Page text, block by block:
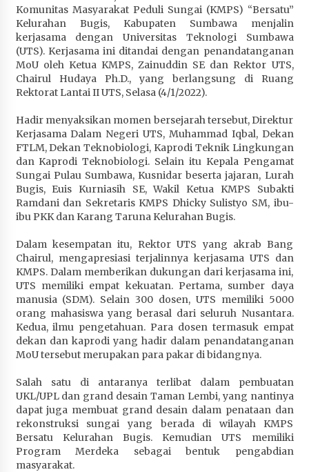
Penurunan Stunting di Sumbawa
1 bulan ago
Wabup Ansori Apresiasi Rekomendasi dan
Pandangan Fraksi – Fraksi DPRD Sumbawa
1 bulan ago
Bupati Sumbawa Lepas 487 Atlet dari Berbagai
Cabor yang Akan Berjuang pada PORPROV XII
NTB 2026
1 bulan ago
BAZNAS Kabupaten Sumbawa Salurkan Bantuan
Program 100 Mustahik Per Desa di Desa Teluk
Santong
Dosen UTS Siap Kembangkan Inovasi Lewat
Pelatihan PDPP 2026 Bali
1 bulan ago
Terapkan “Polantas Menyapa”, Satlantas Polres
Sumbawa Berupaya Wujudkan Pelayanan
Kepolisian yang Profesional
Capaian Program Pemerintah Kabupaten
Sumbawa Terus Dirasakan Masyarakat
1 bulan ago
Komunitas Masyarakat Peduli Sungai (KMPS) “Bersatu”
Kelurahan Bugis, Kabupaten Sumbawa menjalin
kerjasama dengan Universitas Teknologi Sumbawa
(UTS). Kerjasama ini ditandai dengan penandatanganan
MoU oleh Ketua KMPS, Zainuddin SE dan Rektor UTS,
Chairul Hudaya Ph.D., yang berlangsung di Ruang
Rektorat Lantai II UTS, Selasa (4/1/2022).
Hadir menyaksikan momen bersejarah tersebut, Direktur
Kerjasama Dalam Negeri UTS, Muhammad Iqbal, Dekan
FTLM, Dekan Teknobiologi, Kaprodi Teknik Lingkungan
dan Kaprodi Teknobiologi. Selain itu Kepala Pengamat
Sungai Pulau Sumbawa, Kusnidar beserta jajaran, Lurah
Bugis, Euis Kurniasih SE, Wakil Ketua KMPS Subakti
Ramdani dan Sekretaris KMPS Dhicky Sulistyo SM, ibu-
ibu PKK dan Karang Taruna Kelurahan Bugis.
Dalam kesempatan itu, Rektor UTS yang akrab Bang
Chairul, mengapresiasi terjalinnya kerjasama UTS dan
KMPS. Dalam memberikan dukungan dari kerjasama ini,
UTS memiliki empat kekuatan. Pertama, sumber daya
manusia (SDM). Selain 300 dosen, UTS memiliki 5000
orang mahasiswa yang berasal dari seluruh Nusantara.
Kedua, ilmu pengetahuan. Para dosen termasuk empat
dekan dan kaprodi yang hadir dalam penandatanganan
MoU tersebut merupakan para pakar di bidangnya.
Salah satu di antaranya terlibat dalam pembuatan
UKL/UPL dan grand desain Taman Lembi, yang nantinya
dapat juga membuat grand desain dalam penataan dan
rekonstruksi sungai yang berada di wilayah KMPS
Bersatu Kelurahan Bugis. Kemudian UTS memiliki
Program Merdeka sebagai bentuk pengabdian
masyarakat.